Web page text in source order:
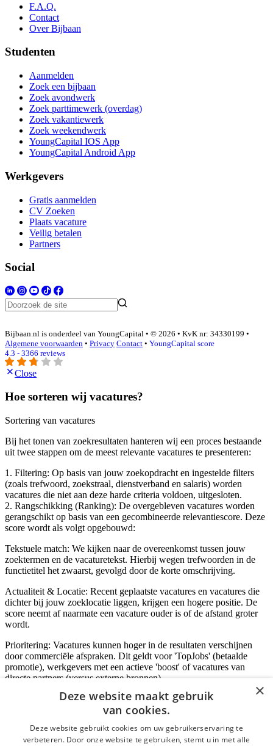
F.A.Q.
Contact
Over Bijbaan
Studenten
Aanmelden
Zoek een bijbaan
Zoek avondwerk
Zoek parttimewerk (overdag)
Zoek vakantiewerk
Zoek weekendwerk
YoungCapital IOS App
YoungCapital Android App
Werkgevers
Gratis aanmelden
CV Zoeken
Plaats vacature
Veilig betalen
Partners
Social
Bijbaan.nl is onderdeel van YoungCapital • © 2026 • KvK nr: 34330199 •
Algemene voorwaarden • Privacy Contact • YoungCapital score
4.3 - 3366 reviews
Close
Hoe sorteren wij vacatures?
Sortering van vacatures
Bij het tonen van zoekresultaten hanteren wij een proces bestaande
uit twee stappen om de meest relevante vacatures te presenteren:
1. Filtering: Op basis van jouw zoekopdracht en ingestelde filters
(zoals trefwoord, zoekstraal, dienstverband en salaris) worden
vacatures die niet aan deze harde criteria voldoen, uitgesloten.
2. Rangschikking (Ranking): De overgebleven vacatures worden
gerangschikt op basis van een gecombineerde relevantiescore. Deze
score wordt als volgt opgebouwd:
Tekstuele match: We kijken naar de overeenkomst tussen jouw
zoektermen en de vacaturetekst. Hierbij wegen trefwoorden in de
functietitel het zwaarst, gevolgd door de korte omschrijving.
Actualiteit & Locatie: Recent geplaatste vacatures en vacatures die
dichter bij jouw zoeklocatie liggen, krijgen een hogere positie. De
score neemt af naarmate een vacature ouder is of de afstand groter
wordt.
Prioritering: Vacatures kunnen hoger in de resultaten verschijnen
door commerciële afspraken. Dit geldt voor 'TopJobs' (betaalde
promotie), werkgevers met een actieve 'boost' of vacatures van
directe partners (versus externe bronnen).
Inloggen als bedrijf
×
Deze website maakt gebruik
van cookies.
Deze website gebruikt cookies om uw gebruikerservaring te
verbeteren. Door onze website te gebruiken, stemt u in met alle